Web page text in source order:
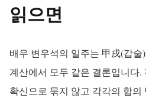
읽으면
배우 변우석의 일주는 甲戌(갑술
계산에서 모두 같은 결론입니다.
확신으로 묶지 않고 각각의 합